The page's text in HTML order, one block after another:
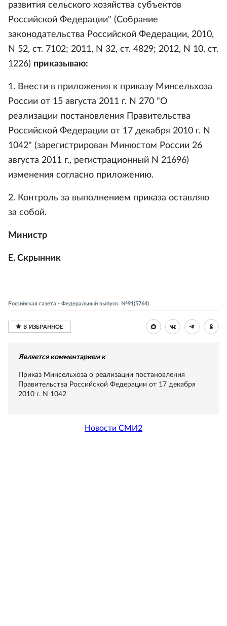
развития сельского хозяйства субъектов
Российской Федерации" (Собрание
законодательства Российской Федерации, 2010,
N 52, ст. 7102; 2011, N 32, ст. 4829; 2012, N 10, ст.
1226) приказываю:
1. Внести в приложения к приказу Минсельхоза
России от 15 августа 2011 г. N 270 "О
реализации постановления Правительства
Российской Федерации от 17 декабря 2010 г. N
1042" (зарегистрирован Минюстом России 26
августа 2011 г., регистрационный N 21696)
изменения согласно приложению.
2. Контроль за выполнением приказа оставляю
за собой.
Министр
Е. Скрынник
Российская газета - Федеральный выпуск: №91(5764)
Является комментарием к
Приказ Минсельхоза о реализации постановления
Правительства Российской Федерации от 17 декабря
2010 г. N 1042
Новости СМИ2